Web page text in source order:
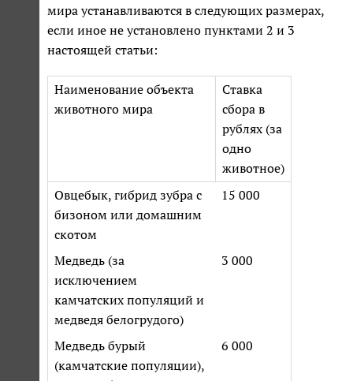
мира устанавливаются в следующих размерах,
если иное не установлено пунктами 2 и 3
настоящей статьи:
Наименование объекта
животного мира
Ставка
сбора в
рублях (за
одно
животное)
Овцебык, гибрид зубра с
бизоном или домашним
скотом
15 000
Медведь (за
исключением
камчатских популяций и
медведя белогрудого)
3 000
Медведь бурый
(камчатские популяции),
6 000